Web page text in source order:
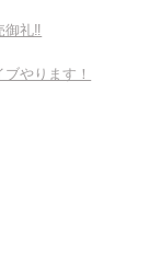
御礼‼︎
ブやります！